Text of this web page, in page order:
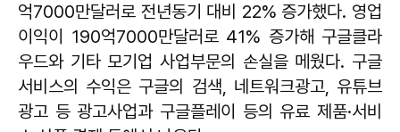
억7000만달러로 전년동기 대비 22% 증가했다. 영업
이익이 190억7000만달러로 41% 증가해 구글클라
우드와 기타 모기업 사업부문의 손실을 메웠다. 구글
서비스의 수익은 구글의 검색, 네트워크광고, 유튜브
광고 등 광고사업과 구글플레이 등의 유료 제품·서비